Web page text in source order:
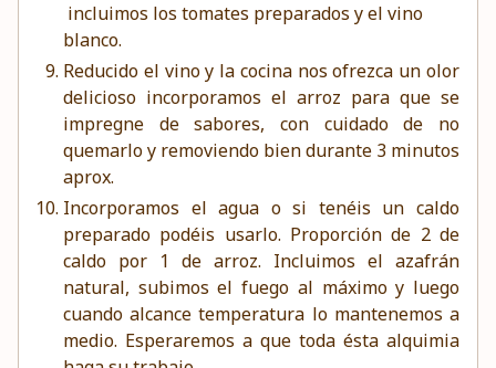
incluimos los tomates preparados y el vino
blanco.
Reducido el vino y la cocina nos ofrezca un olor
delicioso incorporamos el arroz para que se
impregne de sabores, con cuidado de no
quemarlo y removiendo bien durante 3 minutos
aprox.
Incorporamos el agua o si tenéis un caldo
preparado podéis usarlo. Proporción de 2 de
caldo por 1 de arroz. Incluimos el azafrán
natural, subimos el fuego al máximo y luego
cuando alcance temperatura lo mantenemos a
medio. Esperaremos a que toda ésta alquimia